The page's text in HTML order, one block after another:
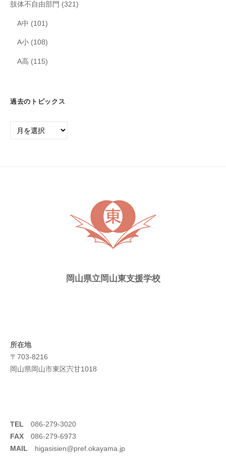
肢体不自由部門 (321)
A中 (101)
A小(108)
A高 (115)
過去のトピックス
過
岡山県立岡山東支援学校
所在地
〒703-8216
岡山県岡山市東区宍甘1018
TEL 086-279-3020
FAX 086-279-6973
MAIL higasisien@pref.okayama.jp